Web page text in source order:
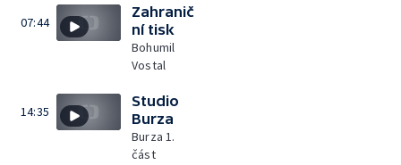
07:44
Zahranič
ní tisk
Bohumil
Vostal
14:35
Studio
Burza
Burza 1.
část